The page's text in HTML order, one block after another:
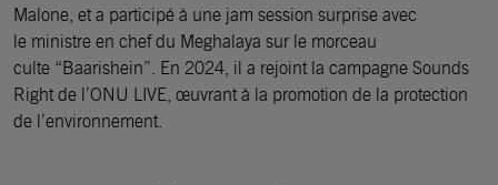
Malone, et a participé à une jam session surprise avec
le ministre en chef du Meghalaya sur le morceau
culte “Baarishein”. En 2024, il a rejoint la campagne Sounds
Right de l’ONU LIVE, œuvrant à la promotion de la protection
de l’environnement.